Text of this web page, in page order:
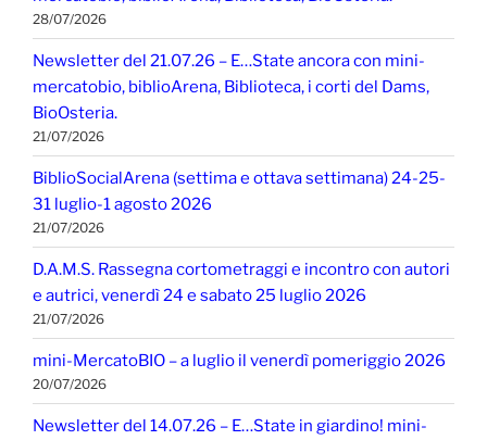
28/07/2026
Newsletter del 21.07.26 – E…State ancora con mini-
mercatobio, biblioArena, Biblioteca, i corti del Dams,
BioOsteria.
21/07/2026
BiblioSocialArena (settima e ottava settimana) 24-25-
31 luglio-1 agosto 2026
21/07/2026
D.A.M.S. Rassegna cortometraggi e incontro con autori
e autrici, venerdì 24 e sabato 25 luglio 2026
21/07/2026
mini-MercatoBIO – a luglio il venerdì pomeriggio 2026
20/07/2026
Newsletter del 14.07.26 – E…State in giardino! mini-